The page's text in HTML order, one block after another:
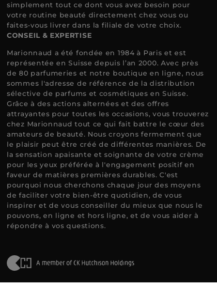
simplement tout ce dont vous avez besoin pour
votre routine beauté directement chez vous ou
faites-vous livrer dans la filiale de votre choix.
CONSEIL & EXPERTISE
Marionnaud a été fondée en 1984 à Paris et est
représentée en Suisse depuis l’an 2000. Avec près
de 80 parfumeries et notre boutique en ligne, nous
sommes l'adresse de référence de la distribution
sélective de parfums et cosmétiques en Suisse.
Grâce à des actions alternées et des offres
attrayantes pour toutes les occasions, vous trouverez
chez Marionnaud tout ce qui fait battre le cœur des
amateurs de beauté. Nous croyons fermement que
le plaisir peut être créé de différentes manières. De
la sensation apaisante et soignante de votre crème
pour les yeux préférée à l'engagement positif en
faveur de matières premières durables. C'est
pourquoi nous cherchons chaque jour des moyens
de faciliter votre bien-être quotidien, de vous
inspirer et de vous conseiller du mieux que nous le
pouvons, en ligne et hors ligne, et de vous aider à
répondre à vos questions.